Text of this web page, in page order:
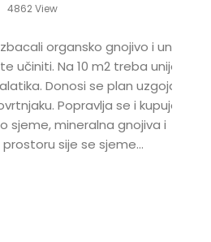
4862 View
organsko gnojivo i unijeli
učiniti. Na 10 m2 treba unijeti
Donosi se plan uzgoja
Popravlja se i kupuje
sjeme, mineralna gnojiva i
sije se sjeme…